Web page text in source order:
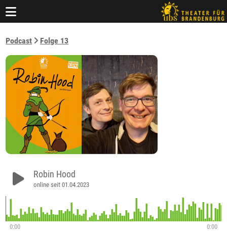
Podcast Folge 13
Robin Hood
online seit 01.04.2023
0:00
0:00